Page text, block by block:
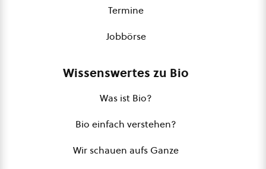
Termine
Jobbörse
Wissenswertes zu Bio
Was ist Bio?
Bio einfach verstehen?
Wir schauen aufs Ganze